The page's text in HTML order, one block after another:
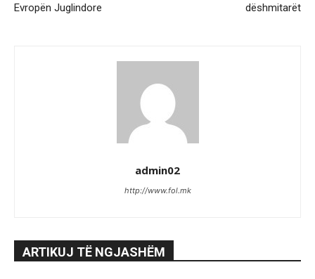
Evropën Juglindore
dëshmitarët
admin02
http://www.fol.mk
ARTIKUJ TË NGJASHËM